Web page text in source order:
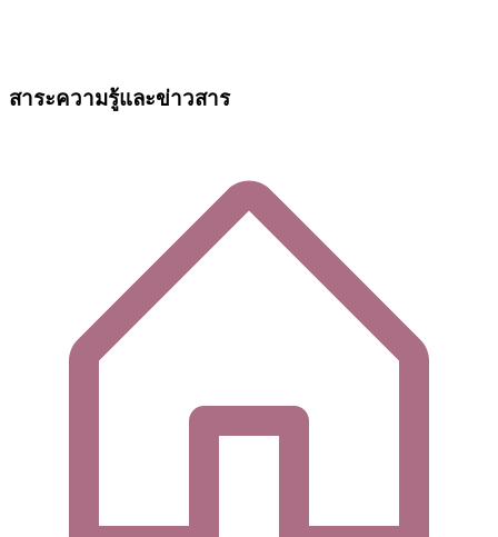
สาระความรู้และข่าวสาร